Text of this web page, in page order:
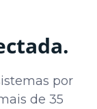
por
de 35